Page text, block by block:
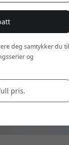
deg samtykker du til
og
pris.